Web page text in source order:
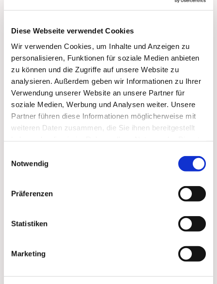
Diese Webseite verwendet Cookies
Wir verwenden Cookies, um Inhalte und Anzeigen zu
personalisieren, Funktionen für soziale Medien anbieten
zu können und die Zugriffe auf unsere Website zu
analysieren. Außerdem geben wir Informationen zu Ihrer
Verwendung unserer Website an unsere Partner für
soziale Medien, Werbung und Analysen weiter. Unsere
Partner führen diese Informationen möglicherweise mit
weiteren Daten zusammen, die Sie ihnen bereitgestellt
Notwendig
Präferenzen
Statistiken
Marketing
Sonntag, 12. Juli 2026, 12:00 Uhr
Heilige Dreifaltigkeit, Stralsund,
Frankenwall 7, 18439 Stralsund